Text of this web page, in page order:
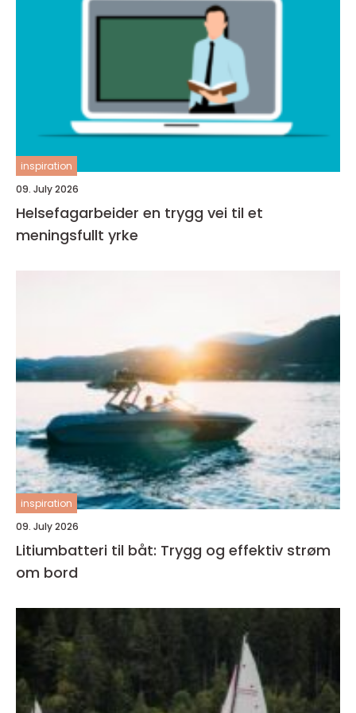
inspiration
09. July 2026
Helsefagarbeider en trygg vei til et
meningsfullt yrke
inspiration
09. July 2026
Litiumbatteri til båt: Trygg og effektiv strøm
om bord